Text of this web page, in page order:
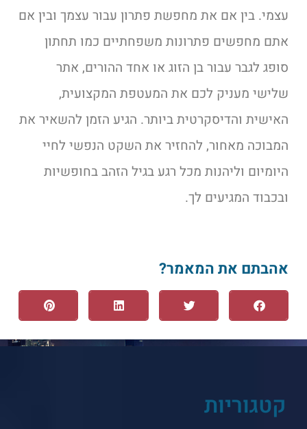
עצמי. בין אם את מחפשת פתרון עבור עצמך ובין אם
אתם מחפשים פתרונות משפחתיים כמו תחתון
סופג לגבר עבור בן הזוג או אחד ההורים, אתר
שלישי מעניק לכם את המעטפת המקצועית,
האישית והדיסקרטית ביותר. הגיע הזמן להשאיר את
המבוכה מאחור, להחזיר את השקט הנפשי לחיי
היומיום וליהנות מכל רגע בגיל הזהב בחופשיות
ובכבוד המגיעים לך.
אהבתם את המאמר?
קטגוריות